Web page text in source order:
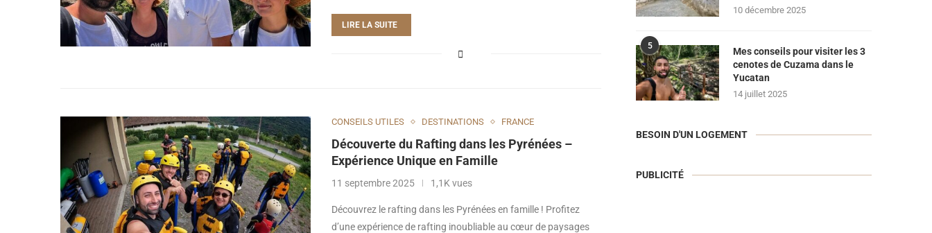
LIRE LA SUITE
CONSEILS UTILES DESTINATIONS FRANCE
Découverte du Rafting dans les Pyrénées –
Expérience Unique en Famille
11 septembre 2025 1,1K vues
Découvrez le rafting dans les Pyrénées en famille ! Profitez
d’une expérience de rafting inoubliable au cœur de paysages
10 décembre 2025
5
Mes conseils pour visiter les 3
cenotes de Cuzama dans le
Yucatan
14 juillet 2025
BESOIN D'UN LOGEMENT
PUBLICITÉ